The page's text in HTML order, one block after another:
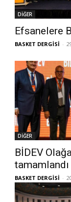
DİĞER
Efsanelere
BASKET DERGİSİ -
DİĞER
BİDEV
tamamlandı
BASKET DERGİSİ -